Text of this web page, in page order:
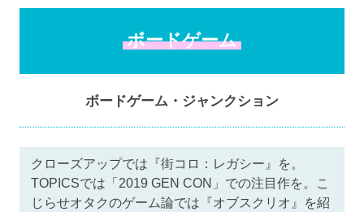
ボードゲーム
ボードゲーム・ジャンクション
クローズアップでは『街コロ：レガシー』を。
TOPICSでは「2019 GEN CON」での注目作を。こ
じらせオタクのゲーム論では『オブスクリオ』を紹